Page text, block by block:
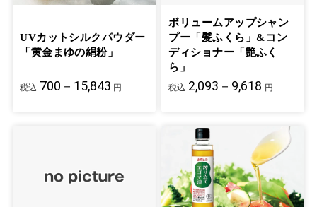
UVカットシルクパウダー
「黄金まゆの絹粉」
税込 700－15,843 円
ボリュームアップシャン
プー「髪ふくら」&コン
ディショナー「艶ふく
ら」
税込 2,093－9,618 円